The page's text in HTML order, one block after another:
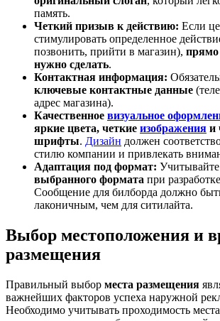
память.
Четкий призыв к действию: Если
стимулировать определенное
позвонить, прийти в магазин), прямо
нужно сделать.
Контактная информация:
ключевые контактные данные
адрес магазина).
Качественное визуальное
яркие цвета, четкие изображения и
шрифты. Дизайн должен
стилю компании и привлекать
Адаптация под формат: Учитывайте
выбранного формата при
Сообщение для билборда должно
лаконичным, чем для ситилайта.
Выбор местоположения и
размещения
Правильный выбор места размещения
важнейших факторов успеха наружной
Необходимо учитывать проходимость